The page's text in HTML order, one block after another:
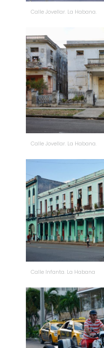
Calle Jovellar. La Habana.
Calle Jovellar. La Habana.
Calle Infanta. La Habana